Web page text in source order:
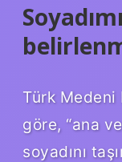
Türk Medeni
göre, “ana
soyadını